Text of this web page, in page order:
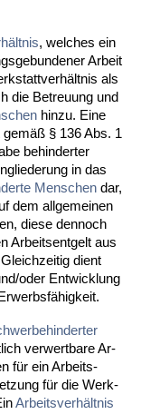
, wel­ches ein
Ar­beit
als
die Be­treu­ung und
hin­zu. Ei­ne
gemäß § 136 Abs. 1
be­hin­der­ter
in das
Men­schen dar,
dem all­ge­mei­nen
die­se den­noch
Ar­beits­ent­gelt aus
dient
oder Ent­wick­lung
ver­wert­ba­re Ar­
für ein Ar­beits­
für die Werk­
Ar­beits­verhält­nis